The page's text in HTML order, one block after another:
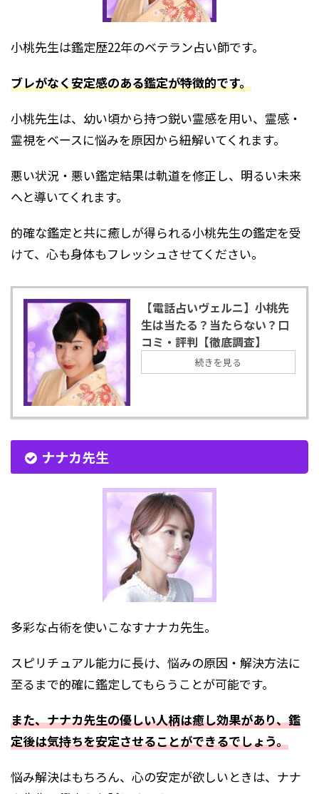
小桃先生は鑑定歴22年のベテラン占い師です。
ブレがなく安定感のある鑑定が特徴的です。
小桃先生は、幼い頃から持つ鋭い霊感を用い、霊感・
霊視をベースに悩みを原因から紐解いてくれます。
悪い状況・悪い鑑定結果は軌道を修正し、明るい未来
へと導いてくれます。
的確な鑑定と共に癒しが得られる小桃先生の鑑定を受
けて、心も身体もフレッシュさせてください。
【電話占いヴェルニ】小桃先
生は当たる？当たらない？口
コミ・評判【徹底調査】
続きを見る
ナナカ先生
多彩な占術を使いこなすナナカ先生。
スピリチュアル能力に長け、悩みの原因・解決方法に
至るまで的確に鑑定してもらうことが可能です。
また、ナナカ先生の優しい人柄は癒し効果があり、鑑
定後は気持ちを安定させることができるでしょう。
悩み解決はもちろん、心の安定が欲しいときは、ナナ